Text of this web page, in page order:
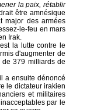
la paix, rétablir
être amnésique
major des armées
le-feu en mars
Irak.
la lutte contre le
d'augmenter de
de 379 milliards de
a ensuite dénoncé
le dictateur irakien
et militaires
par le